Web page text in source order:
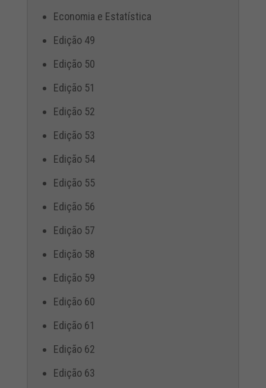
Economia e Estatística
Edição 49
Edição 50
Edição 51
Edição 52
Edição 53
Edição 54
Edição 55
Edição 56
Edição 57
Edição 58
Edição 59
Edição 60
Edição 61
Edição 62
Edição 63